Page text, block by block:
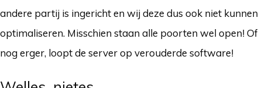
andere partij is ingericht en wij deze dus ook niet kunnen
optimaliseren. Misschien staan alle poorten wel open! Of
nog erger, loopt de server op verouderde software!